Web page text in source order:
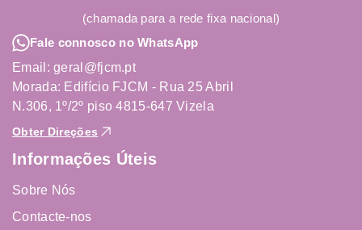
(chamada para a rede fixa nacional)
Fale connosco no WhatsApp
Email: geral@fjcm.pt
Morada: Edifício FJCM - Rua 25 Abril
N.306, 1º/2º piso 4815-647 Vizela
Obter Direções
Informações Úteis
Sobre Nós
Contacte-nos